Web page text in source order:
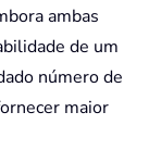
ambas
de um
número de
maior